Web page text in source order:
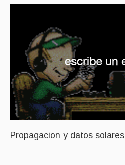
Propagacion y datos solares